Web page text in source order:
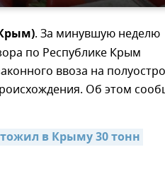
. За минувшую неделю
по Республике Крым
ввоза на
Об этом
в Крыму 30 тонн